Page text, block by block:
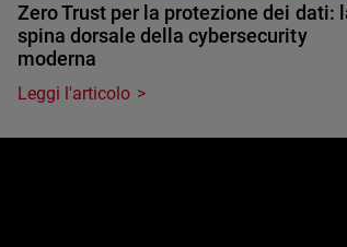
Zero Trust per la protezione dei dati:
spina dorsale della cybersecurity
moderna
Leggi l'articolo